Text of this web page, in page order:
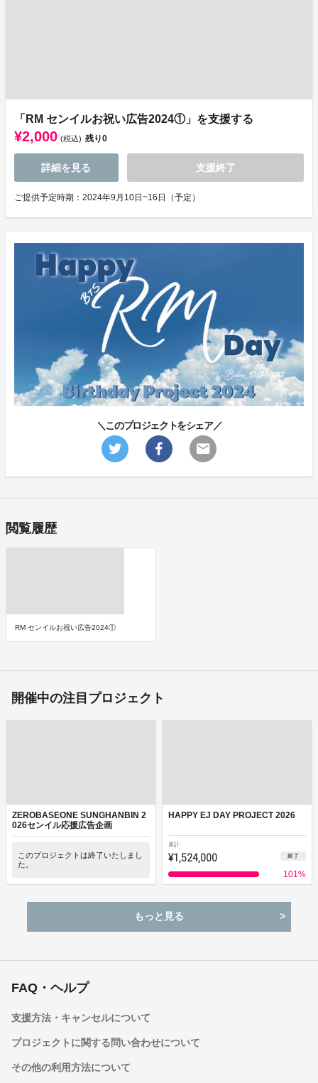
「RM センイルお祝い広告2024①」を支援する
¥2,000 (税込) 残り0
詳細を見る 支援終了
ご提供予定時期：2024年9月10日~16日（予定）
＼このプロジェクトをシェア／
閲覧履歴
RM センイルお祝い広告2024①
開催中の注目プロジェクト
ZEROBASEONE SUNGHANBIN 2
026センイル応援広告企画
このプロジェクトは終了いたしまし
た。
HAPPY EJ DAY PROJECT 2026
累計
¥1,524,000 終了
101 %
もっと見る
FAQ・ヘルプ
支援方法・キャンセルについて
プロジェクトに関する問い合わせについて
その他の利用方法について